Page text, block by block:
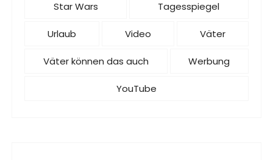
Star Wars Tagesspiegel
Urlaub Video Väter
Väter können das auch Werbung
YouTube